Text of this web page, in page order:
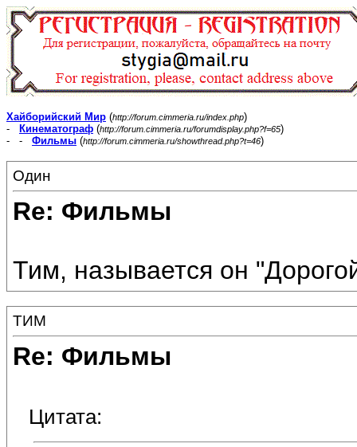
Хайборийский Мир (http://forum.cimmeria.ru/index.php)
-
Кинематограф (http://forum.cimmeria.ru/forumdisplay.php?f=65)
- - Фильмы (http://forum.cimmeria.ru/showthread.php?t=46)
Один
Re: Фильмы
Тим, называется он
ТИМ
Re: Фильмы
Цитата: